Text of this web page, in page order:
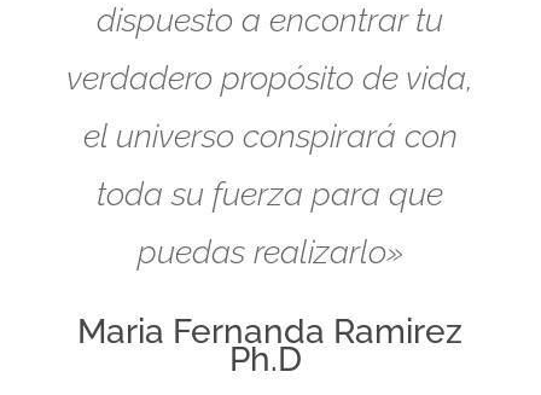
dispuesto a encontrar tu
verdadero propósito de vida,
el universo conspirará con
toda su fuerza para que
puedas realizarlo»
Maria Fernanda Ramirez
Ph.D